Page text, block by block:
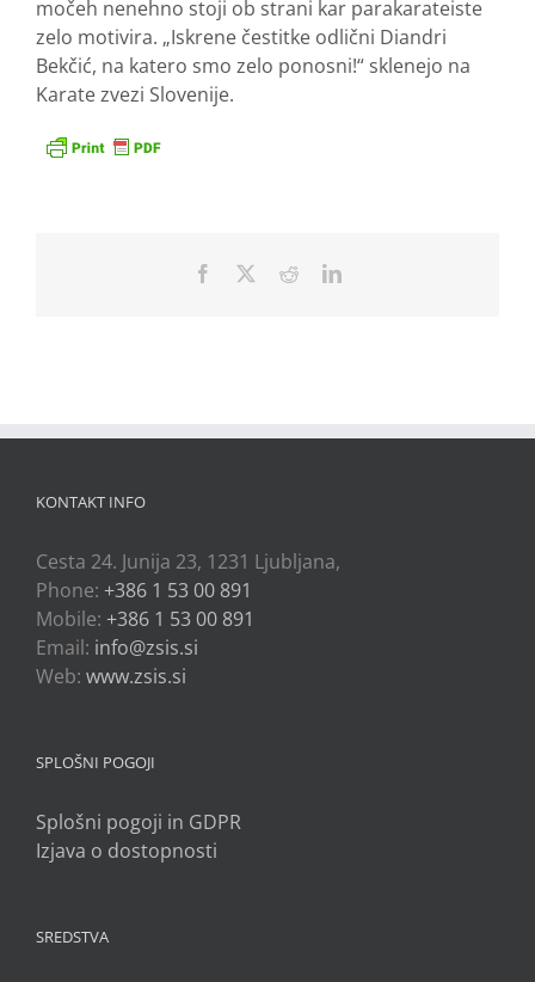
močeh nenehno stoji ob strani kar parakarateiste
zelo motivira. „Iskrene čestitke odlični Diandri
Bekčić, na katero smo zelo ponosni!“ sklenejo na
Karate zvezi Slovenije.
Facebook RedditLinkedIn
KONTAKT INFO
Cesta 24. Junija 23, 1231 Ljubljana,
Phone: +386 1 53 00 891
Mobile: +386 1 53 00 891
Email: info@zsis.si
Web: www.zsis.si
SPLOŠNI POGOJI
Splošni pogoji in GDPR
Izjava o dostopnosti
SREDSTVA